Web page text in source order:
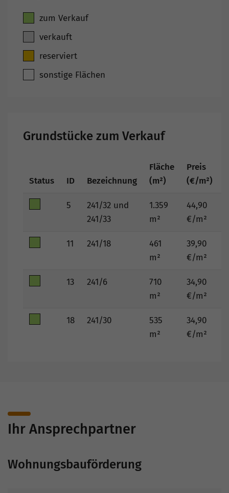
zum Verkauf
verkauft
reserviert
sonstige Flächen
Grundstücke zum Verkauf
Status ID Bezeichnung
Fläche
(m²)
Preis
(€/m²)
5
241/32 und
241/33
1.359
m²
44,90
€/m²
11 241/18
461
m²
39,90
€/m²
13 241/6
710
m²
34,90
€/m²
18 241/30
535
m²
34,90
€/m²
Ihr Ansprechpartner
Wohnungsbauförderung